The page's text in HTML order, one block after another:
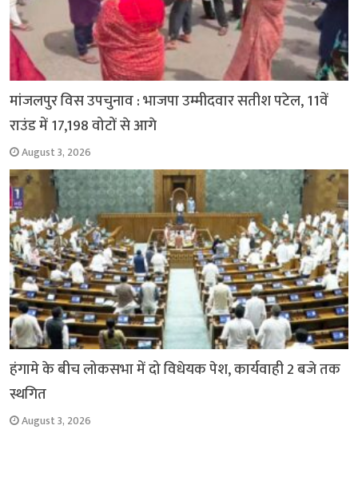
मांजलपुर विस उपचुनाव : भाजपा उम्मीदवार सतीश पटेल, 11वें
राउंड में 17,198 वोटों से आगे
August 3, 2026
हंगामे के बीच लोकसभा में दो विधेयक पेश, कार्यवाही 2 बजे तक
स्थगित
August 3, 2026